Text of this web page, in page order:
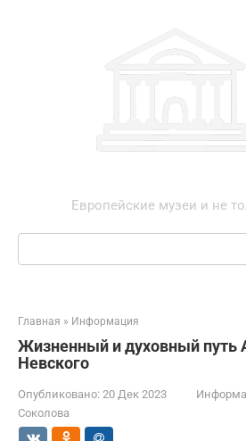
Европейские музеи и не
Поиск:
Главная » Информация
Жизненный и духовный путь
Невского
Опубликовано: 20 Дек 2023
Соколова